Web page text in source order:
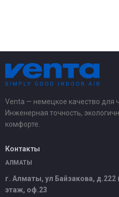
Venta — немецкое качество для
Инженерная точность,
комфорте.
Контакты
АЛМАТЫ
г. Алматы, ул Байзакова, д.222
этаж, оф.23